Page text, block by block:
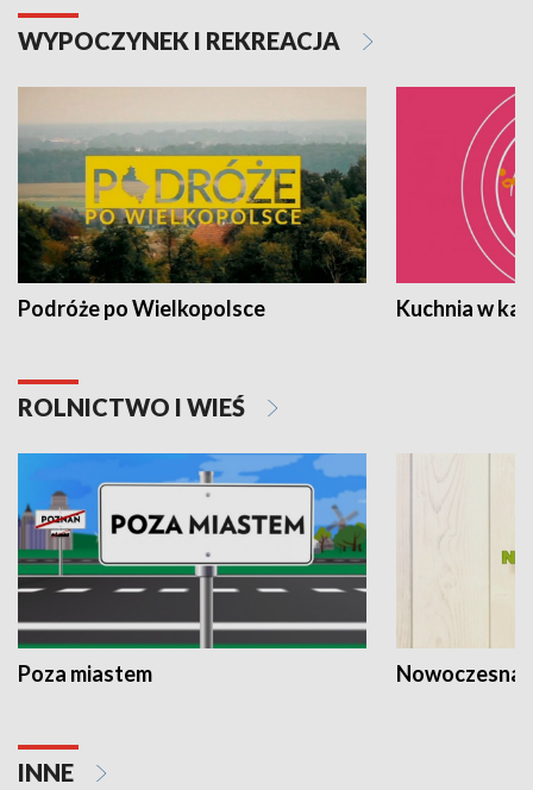
WYPOCZYNEK I REKREACJA
Podróże po Wielkopolsce Kuchnia w
ROLNICTWO I WIEŚ
Poza miastem Nowoczesna
INNE